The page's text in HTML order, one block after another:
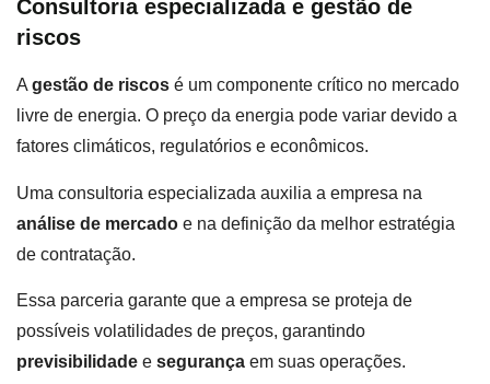
Consultoria especializada e gestão de
riscos
A gestão de riscos é um componente crítico no mercado
livre de energia. O preço da energia pode variar devido a
fatores climáticos, regulatórios e econômicos.
Uma consultoria especializada auxilia a empresa na
análise de mercado e na definição da melhor estratégia
de contratação.
Essa parceria garante que a empresa se proteja de
possíveis volatilidades de preços, garantindo
previsibilidade e segurança em suas operações.